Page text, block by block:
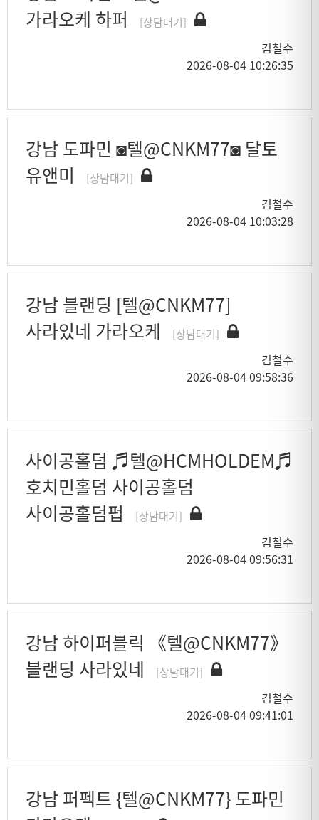
가라오케 하퍼
[상담대기]
김철수
2026-08-04 10:26:35
강남 도파민 ◙텔@CNKM77◙ 달토
유앤미
[상담대기]
김철수
2026-08-04 10:03:28
강남 블랜딩 [텔@CNKM77]
사라있네 가라오케
[상담대기]
김철수
2026-08-04 09:58:36
사이공홀덤 ♬텔@HCMHOLDEM♬
호치민홀덤 사이공홀덤
사이공홀덤펍
[상담대기]
김철수
2026-08-04 09:56:31
강남 하이퍼블릭 《텔@CNKM77》
블랜딩 사라있네
[상담대기]
김철수
2026-08-04 09:41:01
강남 퍼펙트 {텔@CNKM77} 도파민